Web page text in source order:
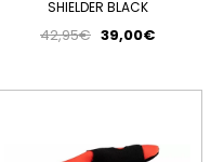
SHIELDER BLACK
42,95€ 39,00€